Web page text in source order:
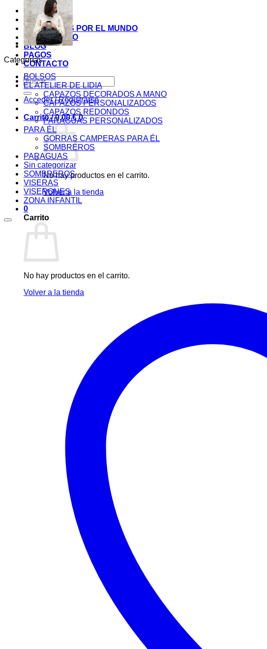
INICIO
TIENDA
MIS COSITAS POR EL MUNDO
EL COMIENZO
BLOG
PAGOS
CONTACTO
Buscar
por:
Acceder / Registrarse
Carrito /0,00€ 0
No hay productos en el carrito.
Volver a la tienda
0
Carrito
No hay productos en el carrito.
Volver a la tienda
Categorías
BOLSOS
EL ATELIER DE LIDIA
CAPAZOS DECORADOS A MANO
CAPAZOS PERSONALIZADOS
CAPAZOS REDONDOS
PARAGUAS PERSONALIZADOS
PARA ÉL
GORRAS CAMPERAS PARA ÉL
SOMBREROS
PARAGUAS
Sin categorizar
SOMBREROS
VISERAS
VISERONES
ZONA INFANTIL